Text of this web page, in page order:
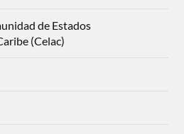
de Estados
(Celac)